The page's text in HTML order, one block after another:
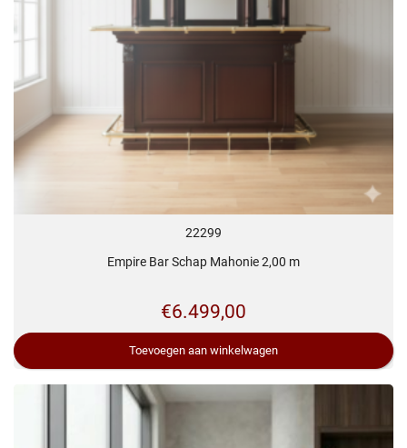
22299
Empire Bar Schap Mahonie 2,00 m
€6.499,00
Toevoegen aan winkelwagen